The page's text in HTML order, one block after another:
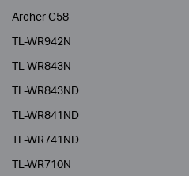
Archer C58
TL-WR942N
TL-WR843N
TL-WR843ND
TL-WR841ND
TL-WR741ND
TL-WR710N